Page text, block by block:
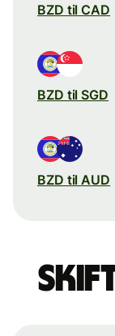
BZD til CAD
BZD til SGD
BZD til AUD